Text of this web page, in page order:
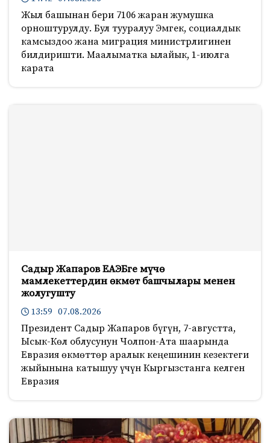
Жыл башынан бери 7106 жаран жумушка
орноштурулду. Бул тууралуу Эмгек, социалдык
камсыздоо жана миграция министрлигинен
билдиришти. Маалыматка ылайык, 1-июлга
карата
Садыр Жапаров ЕАЭБге мүчө
мамлекеттердин өкмөт башчылары менен
жолугушту
13:59 07.08.2026
Президент Садыр Жапаров бүгүн, 7-августта,
Ысык-Көл облусунун Чолпон-Ата шаарында
Евразия өкмөттөр аралык кеңешинин кезектеги
жыйынына катышуу үчүн Кыргызстанга келген
Евразия